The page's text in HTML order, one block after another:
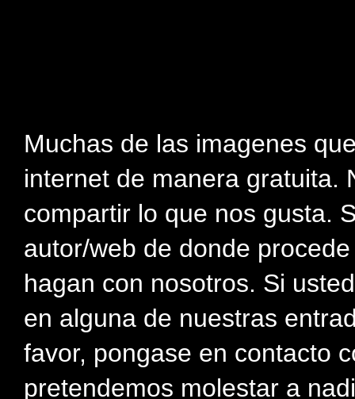
Muchas de las imagenes
internet de manera gratuita.
compartir lo que nos gusta.
autor/web de donde
hagan con nosotros. Si
en alguna de nuestras
favor, pongase en contacto
pretendemos molestar a